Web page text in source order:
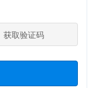
获取验证码